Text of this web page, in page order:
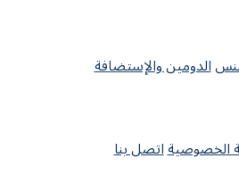
الدومين والإستضافة
اتصل بنا